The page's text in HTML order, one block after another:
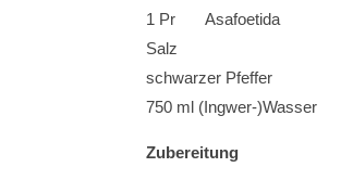
1 Pr Asafoetida
Salz
schwarzer Pfeffer
750 ml (Ingwer-)Wasser
Zubereitung